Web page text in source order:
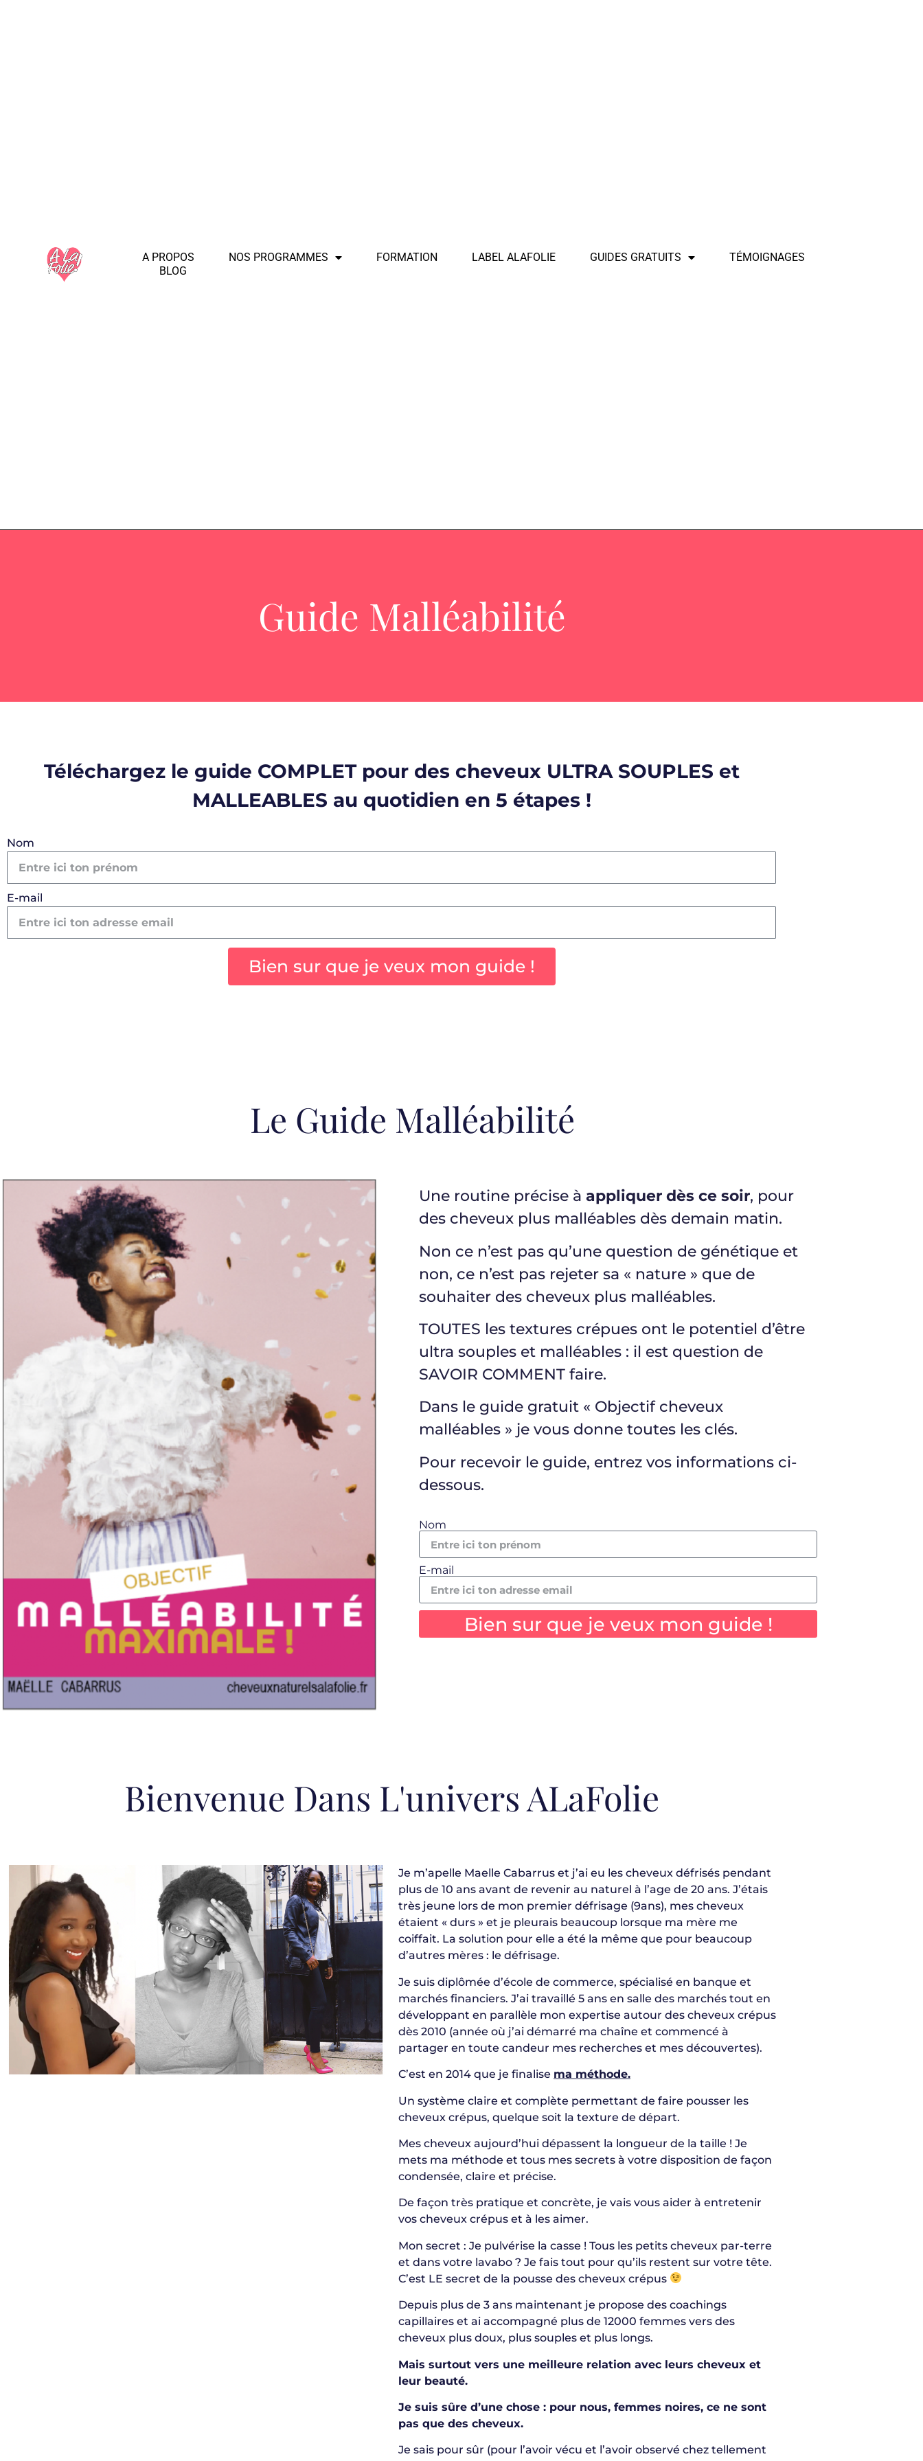
A PROPOS NOS PROGRAMMES FORMATION LABEL ALAFOLIE GUIDES GRATUITS
TÉMOIGNAGES
BLOG
Guide Malléabilité
Téléchargez le guide COMPLET pour des cheveux ULTRA SOUPLES et
MALLEABLES au quotidien en 5 étapes !
Nom
E-mail
Bien sur que je veux mon guide !
Le Guide Malléabilité
Une routine précise à appliquer dès ce soir, pour
des cheveux plus malléables dès demain matin.
Non ce n’est pas qu’une question de génétique et
non, ce n’est pas rejeter sa « nature » que de
souhaiter des cheveux plus malléables.
TOUTES les textures crépues ont le potentiel d’être
ultra souples et malléables : il est question de
SAVOIR COMMENT faire.
Dans le guide gratuit « Objectif cheveux
malléables » je vous donne toutes les clés.
Pour recevoir le guide, entrez vos informations ci-
dessous.
Nom
E-mail
Bien sur que je veux mon guide !
Bienvenue Dans L'univers ALaFolie
Je m’apelle Maelle Cabarrus et j’ai eu les cheveux défrisés pendant
plus de 10 ans avant de revenir au naturel à l’age de 20 ans. J’étais
très jeune lors de mon premier défrisage (9ans), mes cheveux
étaient « durs » et je pleurais beaucoup lorsque ma mère me
coiffait. La solution pour elle a été la même que pour beaucoup
d’autres mères : le défrisage.
Je suis diplômée d’école de commerce, spécialisé en banque et
marchés financiers. J’ai travaillé 5 ans en salle des marchés tout en
développant en parallèle mon expertise autour des cheveux crépus
dès 2010 (année où j’ai démarré ma chaîne et commencé à
partager en toute candeur mes recherches et mes découvertes).
C’est en 2014 que je finalise ma méthode.
Un système claire et complète permettant de faire pousser les
cheveux crépus, quelque soit la texture de départ.
Mes cheveux aujourd’hui dépassent la longueur de la taille ! Je
mets ma méthode et tous mes secrets à votre disposition de façon
condensée, claire et précise.
De façon très pratique et concrète, je vais vous aider à entretenir
vos cheveux crépus et à les aimer.
Mon secret : Je pulvérise la casse ! Tous les petits cheveux par-terre
et dans votre lavabo ? Je fais tout pour qu’ils restent sur votre tête.
C’est LE secret de la pousse des cheveux crépus
Depuis plus de 3 ans maintenant je propose des coachings
capillaires et ai accompagné plus de 12000 femmes vers des
cheveux plus doux, plus souples et plus longs.
Mais surtout vers une meilleure relation avec leurs cheveux et
leur beauté.
Je suis sûre d’une chose : pour nous, femmes noires, ce ne sont
pas que des cheveux.
Je sais pour sûr (pour l’avoir vécu et l’avoir observé chez tellement